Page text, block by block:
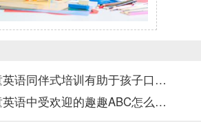
外教儿童英语同伴式培训有助于孩子口语的提高
在线儿童英语中受欢迎的趣趣ABC怎么样？